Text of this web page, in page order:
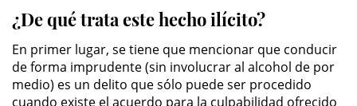
Violación de la Libertad
Condicional
¿De qué trata este hecho ilícito?
En primer lugar, se tiene que mencionar que conducir
de forma imprudente (sin involucrar al alcohol de por
medio) es un delito que sólo puede ser procedido
cuando existe el acuerdo para la culpabilidad ofrecido